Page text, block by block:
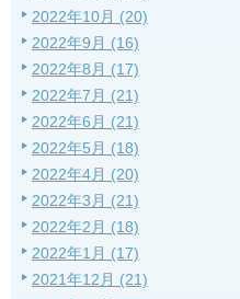
2022年10月 (20)
2022年9月 (16)
2022年8月 (17)
2022年7月 (21)
2022年6月 (21)
2022年5月 (18)
2022年4月 (20)
2022年3月 (21)
2022年2月 (18)
2022年1月 (17)
2021年12月 (21)